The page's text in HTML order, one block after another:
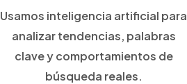
Usamos inteligencia artificial para
analizar tendencias, palabras
clave y comportamientos de
búsqueda reales.